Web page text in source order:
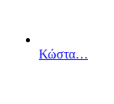
Κώστα…